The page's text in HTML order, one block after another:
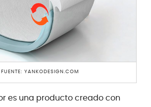
FUENTE: YANKODESIGN.COM
es una producto creado con